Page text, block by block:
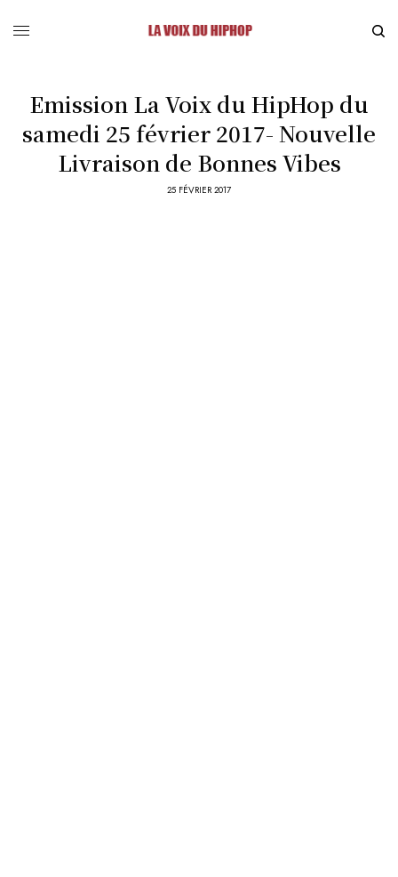
Emission La Voix du HipHop du
samedi 25 février 2017- Nouvelle
Livraison de Bonnes Vibes
25 FÉVRIER 2017